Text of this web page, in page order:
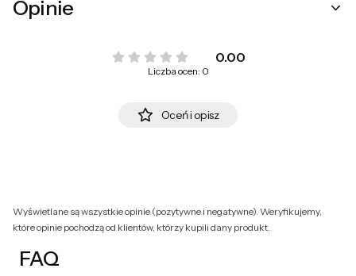
Opinie
0.00
Liczba ocen: 0
Oceń i opisz
Wyświetlane są wszystkie opinie (pozytywne i negatywne). Weryfikujemy,
które opinie pochodzą od klientów, którzy kupili dany produkt.
FAQ